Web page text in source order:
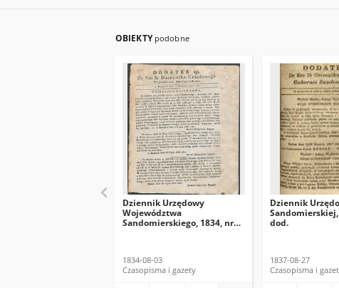
OBIEKTY podobne
Dziennik Urzędowy
Województwa
Sandomierskiego, 1834, nr
1834-08-03
Czasopisma i gazety
Dziennik
Sandomierskiej,
dod.
1837-08-27
Czasopisma i